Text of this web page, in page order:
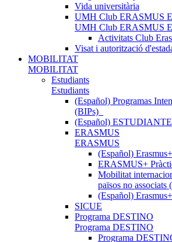
Vida universitària
UMH Club ERASMUS
UMH Club ERASMUS
Activitats Club
Visat i autorització
MOBILITAT
MOBILITAT
Estudiants
Estudiants
(Español) Programas
(BIPs)_
(Español)
ERASMUS
ERASMUS
(Español)
ERASMUS+
Mobilitat
països no
(Español)
SICUE
Programa DESTINO
Programa DESTINO
Programa